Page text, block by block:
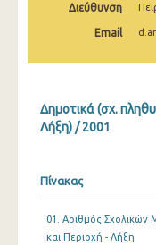
2004
2001
Διεύθυνση
Email
Δημοτικά (σχ.
Λήξη) / 2001
Πίνακας
01. Αριθμός
και Περιοχή - Λήξη